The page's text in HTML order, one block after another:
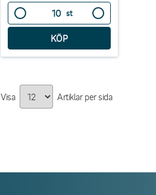
st
Visa Artiklar per sida